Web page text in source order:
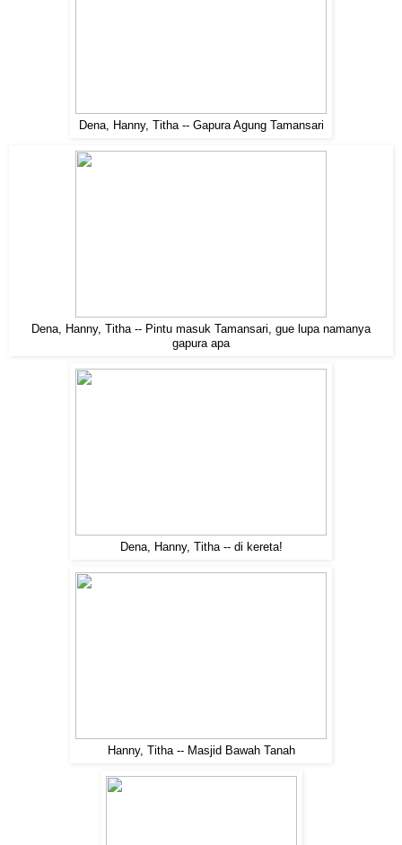
Dena, Hanny, Titha -- Gapura Agung Tamansari
Dena, Hanny, Titha -- Pintu masuk Tamansari, gue lupa namanya
gapura apa
Dena, Hanny, Titha -- di kereta!
Hanny, Titha -- Masjid Bawah Tanah